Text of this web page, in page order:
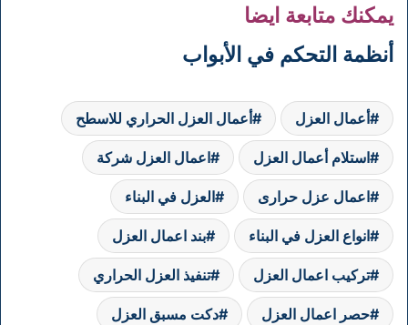
يمكنك متابعة ايضا
أنظمة التحكم في الأبواب
أعمال العزل أعمال العزل الحراري للاسطح
استلام أعمال العزل اعمال العزل شركة
اعمال عزل حرارى العزل في البناء
انواع العزل في البناء بند اعمال العزل
تركيب اعمال العزل تنفيذ العزل الحراري
حصر اعمال العزل دكت مسبق العزل